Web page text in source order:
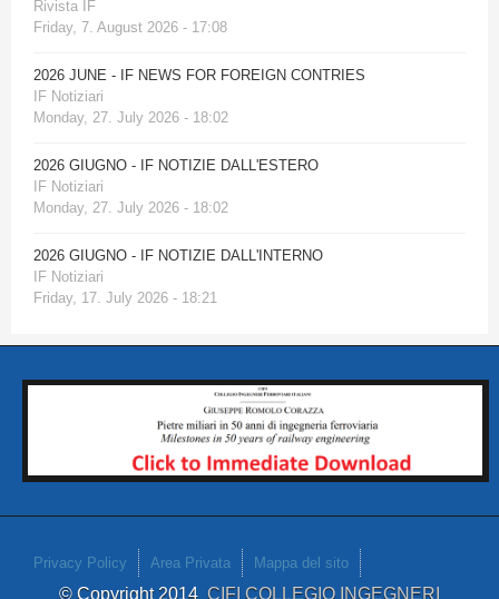
Rivista IF
Friday, 7. August 2026 - 17:08
2026 JUNE - IF NEWS FOR FOREIGN CONTRIES
IF Notiziari
Monday, 27. July 2026 - 18:02
2026 GIUGNO - IF NOTIZIE DALL'ESTERO
IF Notiziari
Monday, 27. July 2026 - 18:02
2026 GIUGNO - IF NOTIZIE DALL'INTERNO
IF Notiziari
Friday, 17. July 2026 - 18:21
Privacy Policy Area Privata Mappa del sito
© Copyright 2014 CIFI COLLEGIO INGEGNERI